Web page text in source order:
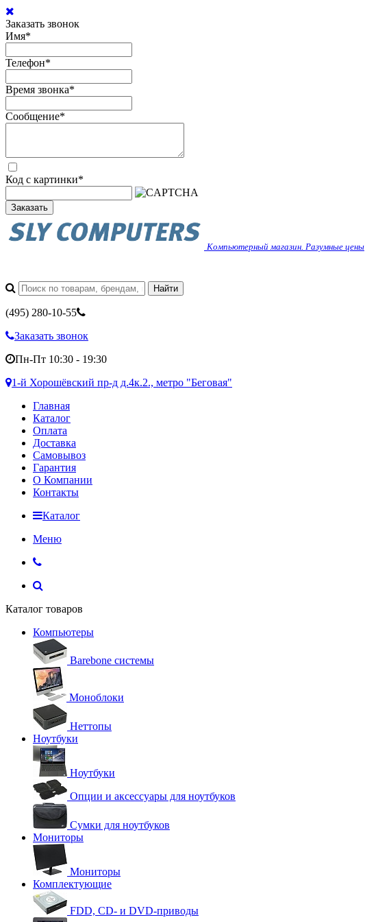
Заказать звонок
Имя*
Телефон*
Время звонка*
Сообщение*
Код с картинки*
Заказать
Компьютерный магазин. Разумные цены
(495) 280-10-55
Заказать звонок
Пн-Пт 10:30 - 19:30
1-й Хорошёвский пр-д д.4к.2., метро "Беговая"
Главная
Каталог
Оплата
Доставка
Самовывоз
Гарантия
О Компании
Контакты
Каталог
Меню
Каталог товаров
Компьютеры
Barebone системы
Моноблоки
Неттопы
Ноутбуки
Ноутбуки
Опции и аксессуары для ноутбуков
Сумки для ноутбуков
Мониторы
Мониторы
Комплектующие
FDD, CD- и DVD-приводы